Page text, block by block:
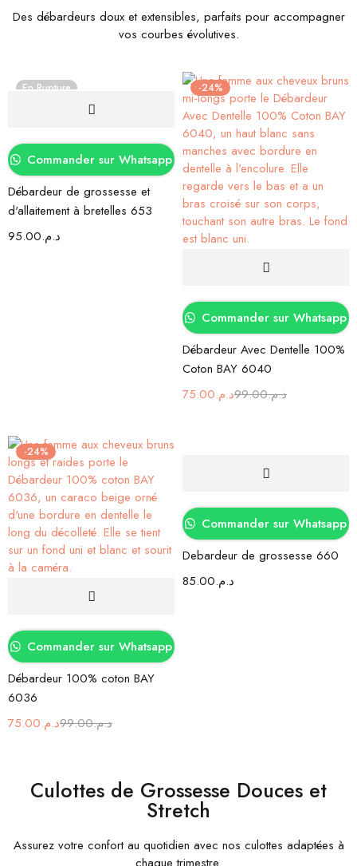
Des débardeurs doux et extensibles, parfaits pour accompagner
vos courbes évolutives.
En Rupture
Commander sur Whatsapp
Débardeur de grossesse et
d'allaitement à bretelles 653
د.م.95.00
-24%
Commander sur Whatsapp
Débardeur Avec Dentelle 100%
Coton BAY 6040
د.م.99.00د.م.75.00
-24%
Commander sur Whatsapp
Débardeur 100% coton BAY
6036
د.م.99.00د.م.75.00
Commander sur Whatsapp
Debardeur de grossesse 660
د.م.85.00
Culottes de Grossesse Douces et
Stretch
Assurez votre confort au quotidien avec nos culottes adaptées à